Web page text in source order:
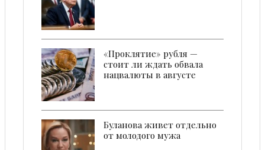
«Проклятие» рубля —
стоит ли ждать обвала
нацвалюты в августе
Буланова живет отдельно
от молодого мужа